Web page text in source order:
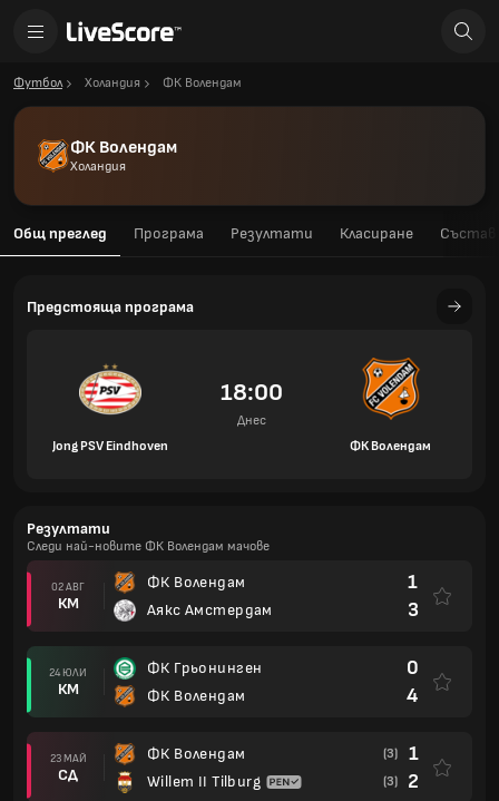
Футбол Холандия ФК Волендам
ФК Волендам
Холандия
Общ преглед Програма Резултати Класиране Състав
Предстояща програма
Jong PSV Eindhoven
18:00
Днес
ФК Волендам
Резултати
Следи най-новите ФК Волендам мачове
02 АВГ
КМ
ФК Волендам
Аякс Амстердам
1
3
24 ЮЛИ
КМ
ФК Грьонинген
ФК Волендам
0
4
23 МАЙ
СД
ФК Волендам
Willem II Tilburg
(3) 1
(3) 2